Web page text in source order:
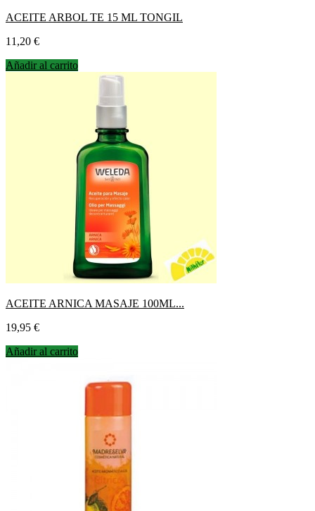
ACEITE ARBOL TE 15 ML TONGIL
Precio
11,20 €
Añadir al carrito
ACEITE ARNICA MASAJE 100ML...
Precio
19,95 €
Añadir al carrito